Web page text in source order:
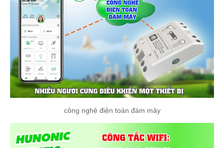
công nghệ điện toán đám mây